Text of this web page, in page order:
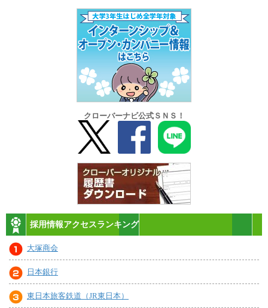
クローバーナビ公式ＳＮＳ！
採用情報アクセスランキング
大塚商会
日本銀行
東日本旅客鉄道（JR東日本）